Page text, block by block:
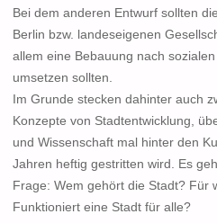
Bei dem anderen Entwurf sollten
Berlin bzw. landeseigenen
allem eine Bebauung nach
umsetzen sollten.
Im Grunde stecken dahinter auch
Konzepte von Stadtentwicklung,
und Wissenschaft mal hinter den
Jahren heftig gestritten wird. Es
Frage: Wem gehört die Stadt? Für
Funktioniert eine Stadt für alle?